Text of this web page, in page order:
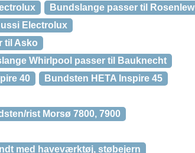
Bundslange passer til Rosenlew
Electrolux
til Asko
Whirlpool passer til Bauknecht
40
Bundsten HETA Inspire 45
rist Morsø 7800, 7900
med haveværktøj, støbejern